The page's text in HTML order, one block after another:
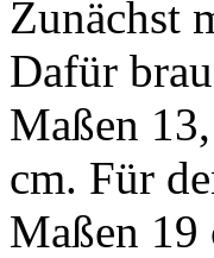
Zunächst
Dafür
Maßen
cm. Für
Maßen 19